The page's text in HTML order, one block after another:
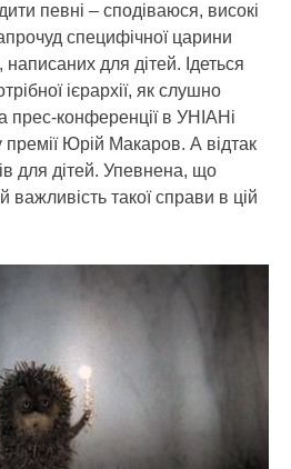
певні – сподіваюся, високі
специфічної царини
для дітей. Ідеться
ієрархії, як слушно
прес-конференції в УНІАНі
премії Юрій Макаров. А відтак
для дітей. Упевнена, що
важливість такої справи в цій